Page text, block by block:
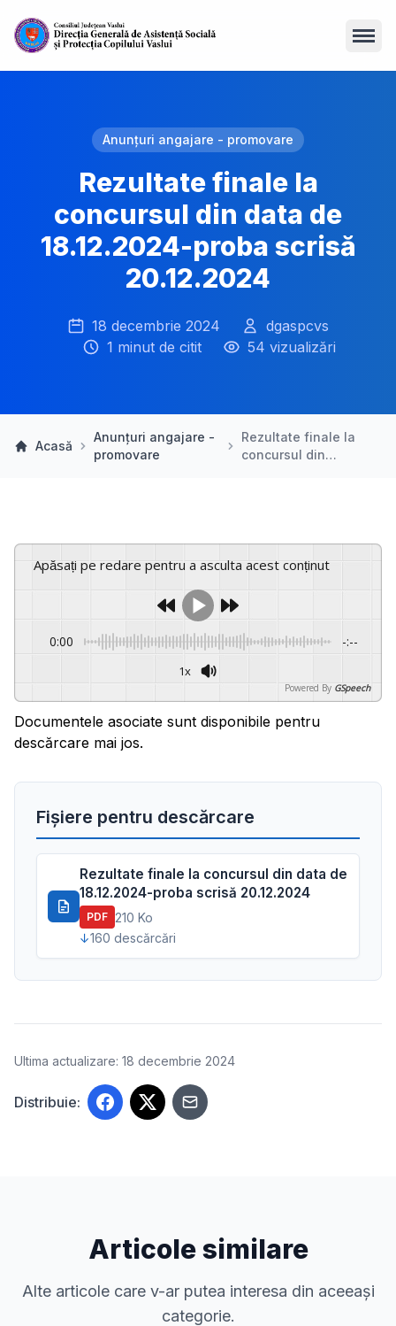
Anunțuri angajare - promovare
Rezultate finale la
concursul din data de
18.12.2024-proba scrisă
20.12.2024
18 decembrie 2024
dgaspcvs
1 minut de citit
54 vizualizări
Acasă
Anunțuri angajare -
promovare
Rezultate finale la
concursul din…
Apăsați pe redare pentru a asculta acest conținut
0:00 -:--
1x
Powered By GSpeech
Documentele asociate sunt disponibile pentru
descărcare mai jos.
Fișiere pentru descărcare
Rezultate finale la concursul din data de
18.12.2024-proba scrisă 20.12.2024
PDF 210 Ko
160 descărcări
Ultima actualizare: 18 decembrie 2024
Distribuie:
Articole similare
Alte articole care v-ar putea interesa din aceeași
categorie.